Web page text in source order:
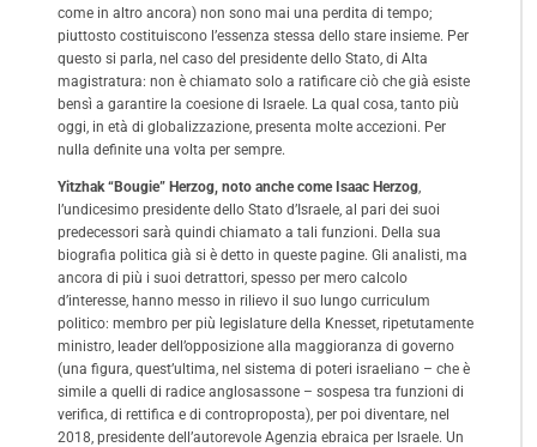
come in altro ancora) non sono mai una perdita di tempo;
piuttosto costituiscono l’essenza stessa dello stare insieme. Per
questo si parla, nel caso del presidente dello Stato, di Alta
magistratura: non è chiamato solo a ratificare ciò che già esiste
bensì a garantire la coesione di Israele. La qual cosa, tanto più
oggi, in età di globalizzazione, presenta molte accezioni. Per
nulla definite una volta per sempre.
Yitzhak “Bougie” Herzog, noto anche come Isaac Herzog,
l’undicesimo presidente dello Stato d’Israele, al pari dei suoi
predecessori sarà quindi chiamato a tali funzioni. Della sua
biografia politica già si è detto in queste pagine. Gli analisti, ma
ancora di più i suoi detrattori, spesso per mero calcolo
d’interesse, hanno messo in rilievo il suo lungo curriculum
politico: membro per più legislature della Knesset, ripetutamente
ministro, leader dell’opposizione alla maggioranza di governo
(una figura, quest’ultima, nel sistema di poteri israeliano – che è
simile a quelli di radice anglosassone – sospesa tra funzioni di
verifica, di rettifica e di controproposta), per poi diventare, nel
2018, presidente dell’autorevole Agenzia ebraica per Israele. Un